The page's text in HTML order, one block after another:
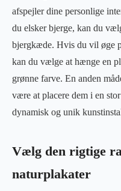
afspejler dine personlige
du elsker bjerge, kan du
bjergkæde. Hvis du vil øge
kan du vælge at hænge en
grønne farve. En anden
være at placere dem i en
dynamisk og unik
Vælg den rigtige
naturplakater